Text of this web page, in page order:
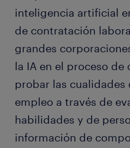
inteligencia artificial
de contratación
grandes
la IA en el proceso
probar las cualidades
empleo a través de
habilidades y de
información de